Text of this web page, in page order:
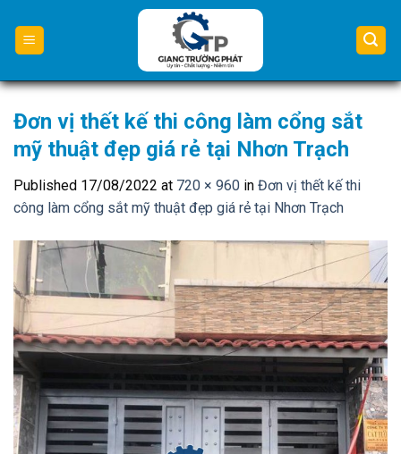
content
Đơn vị thết kế thi công làm cổng sắt
mỹ thuật đẹp giá rẻ tại Nhơn Trạch
Published 17/08/2022 at 720 × 960 in Đơn vị thết kế thi
công làm cổng sắt mỹ thuật đẹp giá rẻ tại Nhơn Trạch